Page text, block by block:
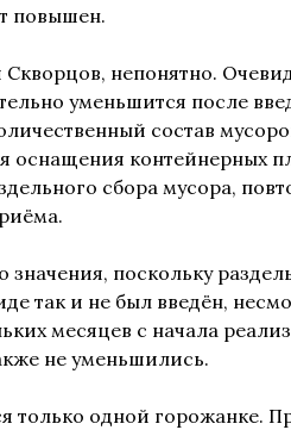
повышен.
непонятно.
уменьшится после
состав
оснащения контейнерных
сбора мусора,
значения, поскольку
так и не был введён,
месяцев с начала
не уменьшились.
только одной горожанке.